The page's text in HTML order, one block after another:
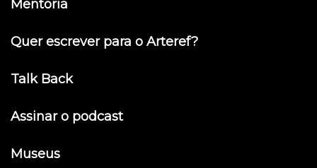
Mentoria
Quer escrever para o Arteref?
Talk Back
Assinar o podcast
Museus